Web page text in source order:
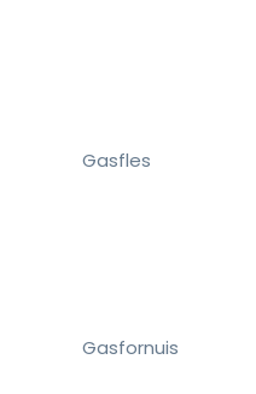
Gasfles
Gasfornuis